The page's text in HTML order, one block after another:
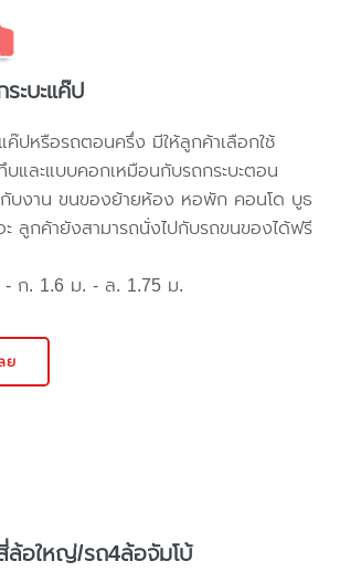
ะบะแค๊ป
ค๊ปหรือรถตอนครึ่ง มีให้ลูกค้าเลือกใช้
และแบบคอกเหมือนกับรถกระบะตอน
กับงาน ขนของย้ายห้อง หอพัก คอนโด บูธ
ะ ลูกค้ายังสามารถนั่งไปกับรถขนของได้ฟรี
ก. 1.6 ม. - ล. 1.75 ม.
ย
ล้อใหญ่/รถ4ล้อจัมโบ้